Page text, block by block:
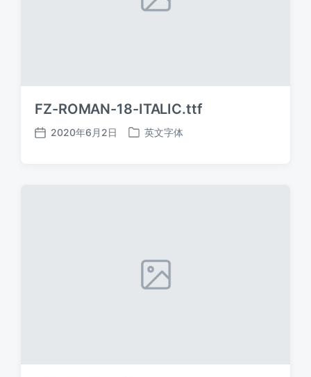
FZ-ROMAN-18-ITALIC.ttf
发
2020年6月2日
发
英文字体